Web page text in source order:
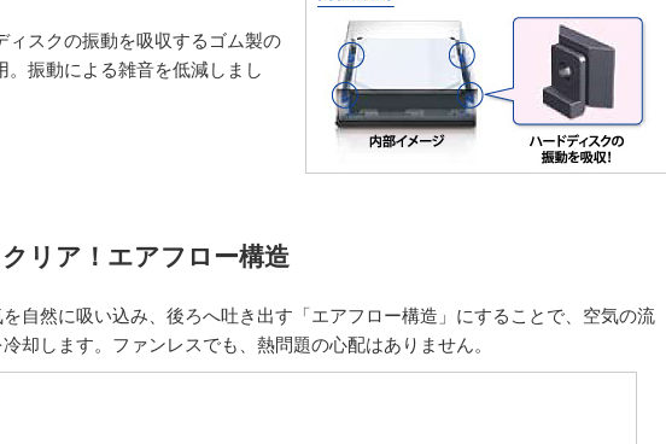
ィスクの振動を吸収するゴム製の
。振動による雑音を低減しまし
リア！エアフロー構造
自然に吸い込み、後ろへ吐き出す「エアフロー構造」にすることで、空気の流
却します。ファンレスでも、熱問題の心配はありません。